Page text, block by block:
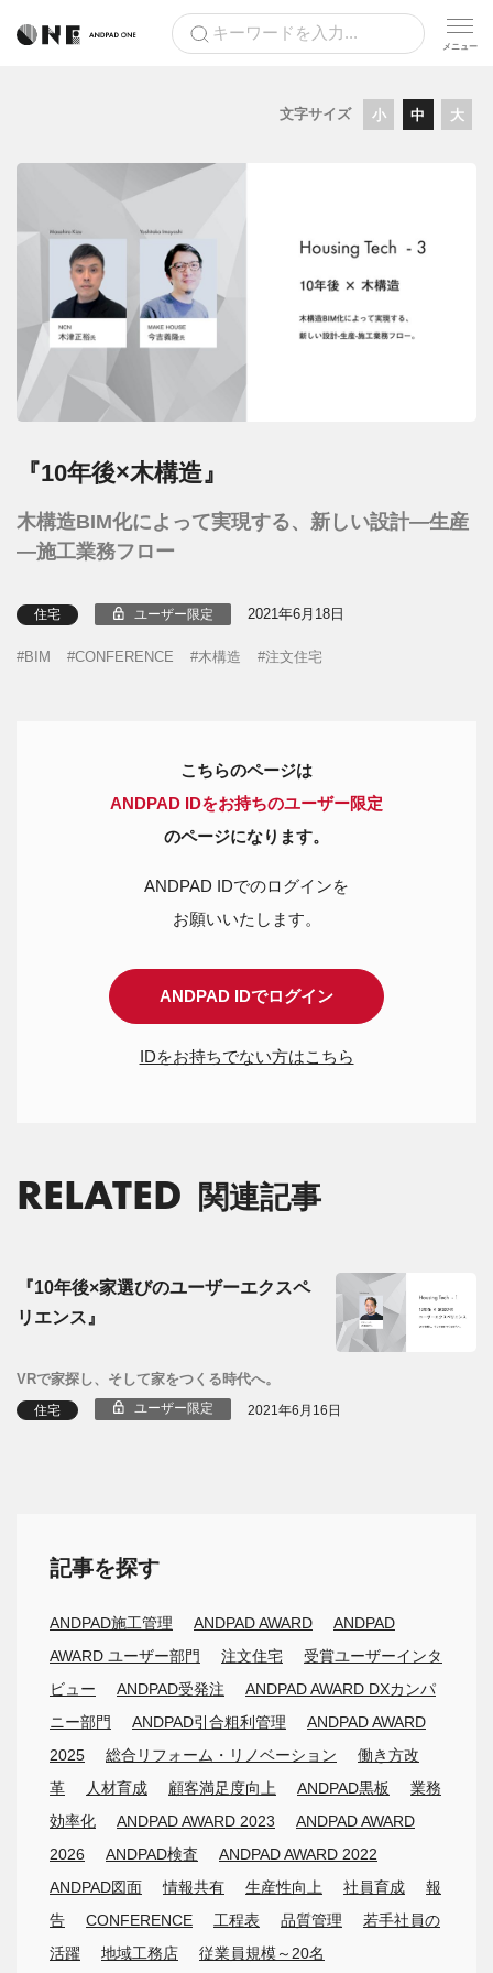
文字サイズ 小 中 大
『10年後×木構造』
木構造BIM化によって実現する、新しい設計―生産
―施工業務フロー
住宅 ユーザー限定 2021年6月18日
BIM CONFERENCE 木構造 注文住宅
こちらのページは
ANDPAD IDをお持ちのユーザー限定
のページになります。
ANDPAD IDでのログインを
お願いいたします。
ANDPAD IDでログイン
IDをお持ちでない方はこちら
RELATED 関連記事
『10年後×家選びのユーザーエクスペ
リエンス』
VRで家探し、そして家をつくる時代へ。
住宅 ユーザー限定 2021年6月16日
記事を探す
ANDPAD施工管理 ANDPAD AWARD
ANDPAD
AWARD ユーザー部門
注文住宅
受賞ユーザーインタ
ビュー
ANDPAD受発注
ANDPAD AWARD DXカンパ
ニー部門
ANDPAD引合粗利管理
ANDPAD AWARD
2025
総合リフォーム・リノベーション
働き方改
革
人材育成 顧客満足度向上 ANDPAD黒板
業務
効率化
ANDPAD AWARD 2023
ANDPAD AWARD
2026
ANDPAD検査
ANDPAD AWARD 2022
ANDPAD図面
情報共有 生産性向上 社員育成
報
告
CONFERENCE 工程表 品質管理
若手社員の
活躍
地域工務店 従業員規模～20名